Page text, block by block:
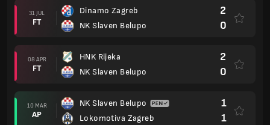
31 JUL
FT
Dinamo Zagreb
NK Slaven Belupo
2
0
08 APR
FT
HNK Rijeka
NK Slaven Belupo
2
0
10 MAR
AP
NK Slaven Belupo
Lokomotiva Zagreb
1
1